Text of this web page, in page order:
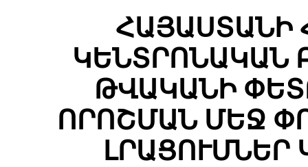
ՀԱՅԱՍՏԱՆԻ
ԿԵՆՏՐՈՆԱԿԱՆ
ԹՎԱԿԱՆԻ
ՈՐՈՇՄԱՆ ՄԵՋ
ԼՐԱՑՈՒՄՆԵՐ